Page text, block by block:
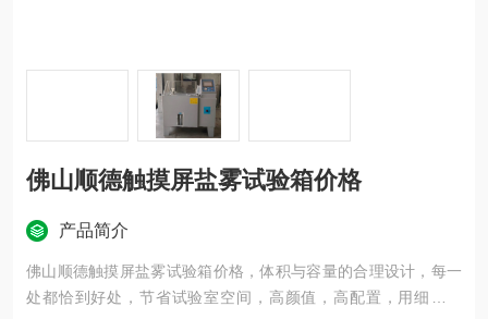
佛山顺德触摸屏盐雾试验箱价格
产品简介
佛山顺德触摸屏盐雾试验箱价格，体积与容量的合理设计，每一
处都恰到好处，节省试验室空间，高颜值，高配置，用细节圈